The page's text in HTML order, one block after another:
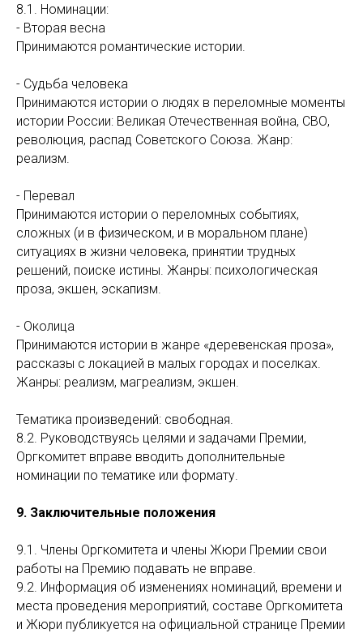
8.1. Номинации:
- Вторая весна
Принимаются романтические истории.
- Судьба человека
Принимаются истории о людях в переломные моменты
истории России: Великая Отечественная война, СВО,
революция, распад Советского Союза. Жанр:
реализм.
- Перевал
Принимаются истории о переломных событиях,
сложных (и в физическом, и в моральном плане)
ситуациях в жизни человека, принятии трудных
решений, поиске истины. Жанры: психологическая
проза, экшен, эскапизм.
- Околица
Принимаются истории в жанре «деревенская проза»,
рассказы с локацией в малых городах и поселках.
Жанры: реализм, магреализм, экшен.
Тематика произведений: свободная.
8.2. Руководствуясь целями и задачами Премии,
Оргкомитет вправе вводить дополнительные
номинации по тематике или формату.
9. Заключительные положения
9.1. Члены Оргкомитета и члены Жюри Премии свои
работы на Премию подавать не вправе.
9.2. Информация об изменениях номинаций, времени и
места проведения мероприятий, составе Оргкомитета
и Жюри публикуется на официальной странице Премии